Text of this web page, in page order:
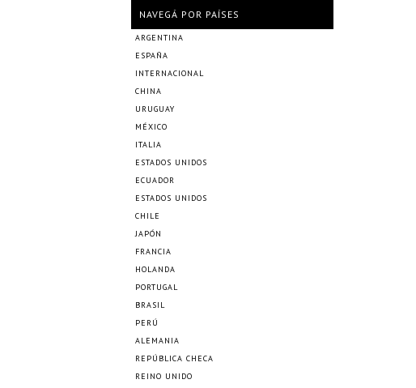
NAVEGÁ POR PAÍSES
ARGENTINA
ESPAÑA
INTERNACIONAL
CHINA
URUGUAY
MÉXICO
ITALIA
ESTADOS UNIDOS
ECUADOR
ESTADOS UNIDOS
CHILE
JAPÓN
FRANCIA
HOLANDA
PORTUGAL
BRASIL
PERÚ
ALEMANIA
REPÚBLICA CHECA
REINO UNIDO